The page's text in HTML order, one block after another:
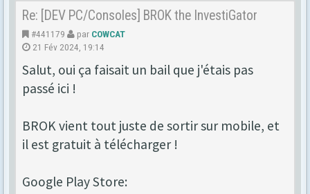
Re: [DEV PC/Consoles] BROK the InvestiGator
#441179 par COWCAT
21 Fév 2024, 19:14
Salut, oui ça faisait un bail que j'étais pas
passé ici !
BROK vient tout juste de sortir sur mobile, et
il est gratuit à télécharger !
Google Play Store: